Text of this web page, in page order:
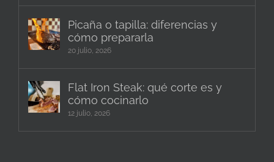
Picaña o tapilla: diferencias y
cómo prepararla
20 julio, 2026
Flat Iron Steak: qué corte es y
cómo cocinarlo
12 julio, 2026